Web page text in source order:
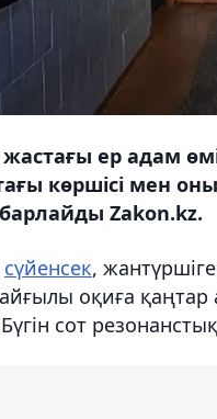
ер адам
көршісі мен
Zakon.kz.
сүйенсек,
оқиға
Бүгін сот